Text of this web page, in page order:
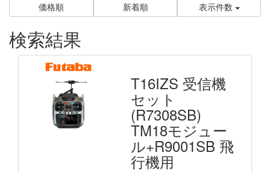
価格順 新着順 表示件数
検索結果
T16IZS 受信機
セット
(R7308SB)
TM18モジュー
ル+R9001SB 飛
行機用